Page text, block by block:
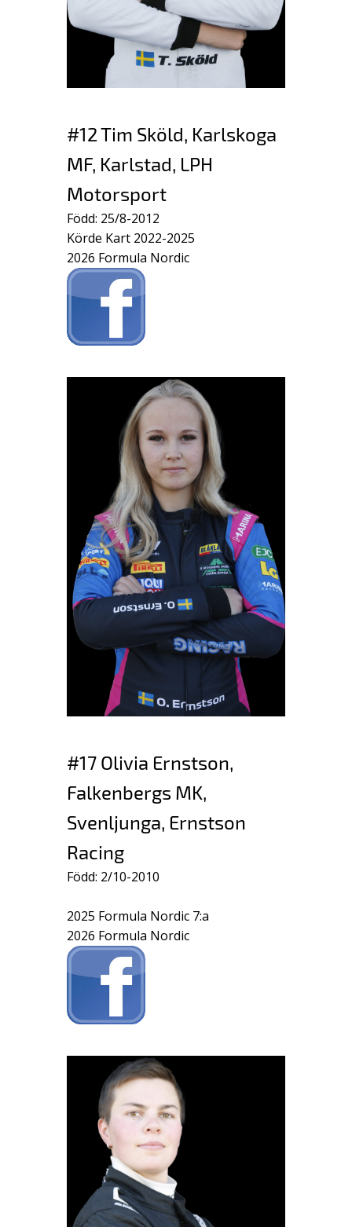
#12 Tim Sköld, Karlskoga
MF, Karlstad, LPH
Motorsport
Född: 25/8-2012
Körde Kart 2022-2025
2026 Formula Nordic
#17 Olivia Ernstson,
Falkenbergs MK,
Svenljunga, Ernstson
Racing
Född: 2/10-2010
2025 Formula Nordic 7:a
2026 Formula Nordic